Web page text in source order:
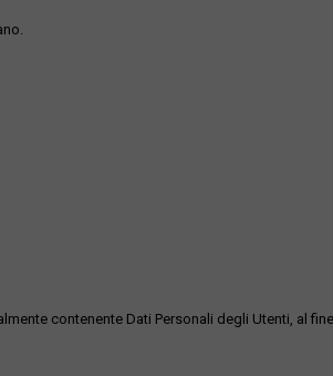
contenente Dati Personali degli Utenti, al